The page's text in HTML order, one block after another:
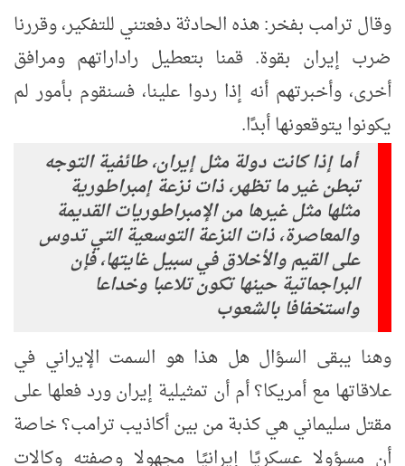
وقال ترامب بفخر: هذه الحادثة دفعتني للتفكير، وقررنا
ضرب إيران بقوة. قمنا بتعطيل راداراتهم ومرافق
أخرى، وأخبرتهم أنه إذا ردوا علينا، فسنقوم بأمور لم
يكونوا يتوقعونها أبدًا.
أما إذا كانت دولة مثل إيران، طائفية التوجه
تبطن غير ما تظهر، ذات نزعة إمبراطورية
مثلها مثل غيرها من الإمبراطوريات القديمة
والمعاصرة، ذات النزعة التوسعية التي تدوس
على القيم والأخلاق في سبيل غايتها، فإن
البراجماتية حينها تكون تلاعبا وخداعا
واستخفافا بالشعوب
وهنا يبقى السؤال هل هذا هو السمت الإيراني في
علاقاتها مع أمريكا؟ أم أن تمثيلية إيران ورد فعلها على
مقتل سليماني هي كذبة من بين أكاذيب ترامب؟ خاصة
أن مسؤولا عسكريًا إيرانيًا مجهولا وصفته وكالات